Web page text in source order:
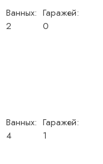
Ванных:
2
Гаражей:
0
Ванных:
4
Гаражей:
1